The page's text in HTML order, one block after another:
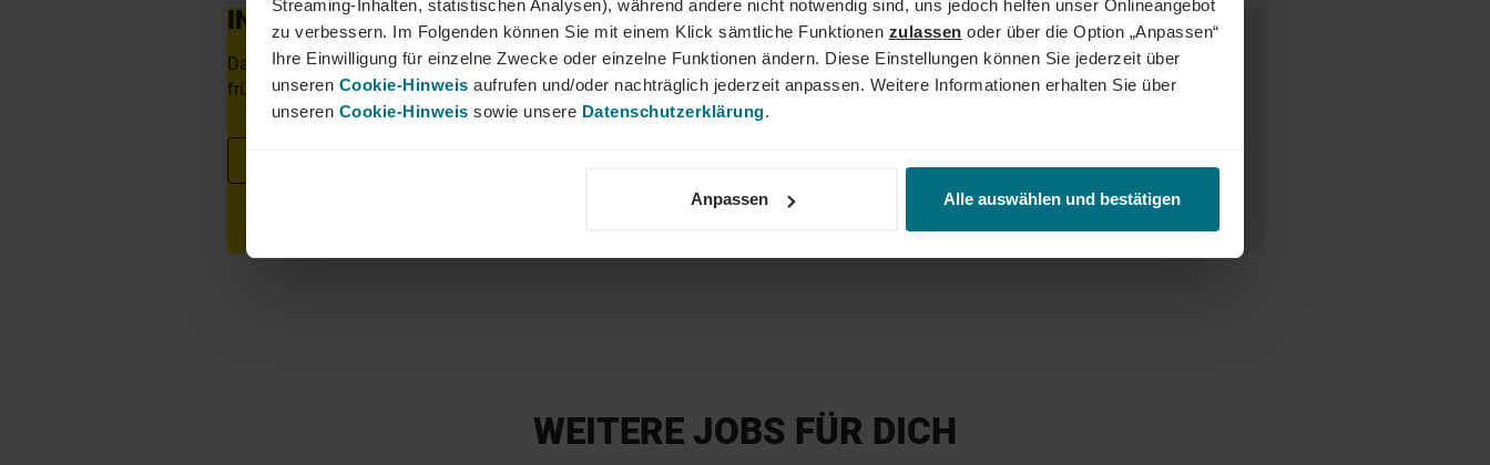
Streaming-Inhalten, statistischen Analysen), während andere nicht notwendig sind, uns jedoch helfen unser Onlineangebot
zu verbessern. Im Folgenden können Sie mit einem Klick sämtliche Funktionen zulassen oder über die Option „Anpassen“
Ihre Einwilligung für einzelne Zwecke oder einzelne Funktionen ändern. Diese Einstellungen können Sie jederzeit über
unseren Cookie-Hinweis aufrufen und/oder nachträglich jederzeit anpassen. Weitere Informationen erhalten Sie über
unseren Cookie-Hinweis sowie unsere Datenschutzerklärung.
Anpassen Alle auswählen und bestätigen
INTERESSIERT?
Dann freuen wir uns über eine aussagekräftige Bewerbung inkl. Gehaltsvorstellung und
frühestem Eintrittstermin über unser Onlineportal.
Deine Ansprechperson
Charlotte Gatermann-Tiet
WEITERE JOBS FÜR DICH